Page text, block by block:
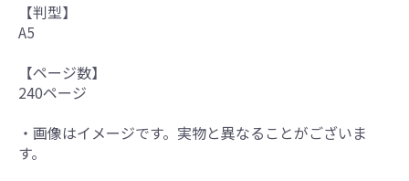
【判型】
A5
【ページ数】
240ページ
・画像はイメージです。実物と異なることがございま
す。